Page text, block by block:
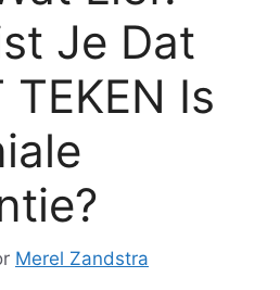
Je Dat
TEKEN Is
Merel Zandstra